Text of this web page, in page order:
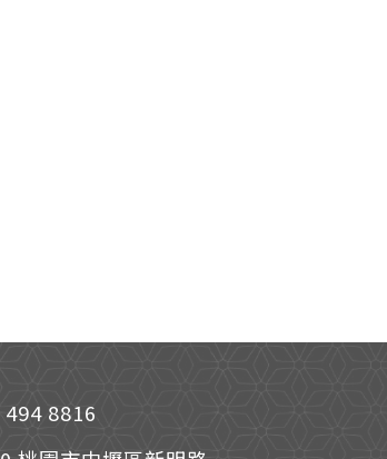
494 8816